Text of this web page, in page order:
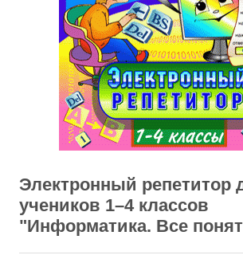
Электронный репетитор
учеников 1–4 классов
"Информатика. Все